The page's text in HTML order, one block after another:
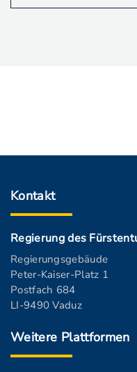
Kontakt
Regierung des
Regierungsgebäude
Peter-Kaiser-Platz 1
Postfach 684
LI-9490 Vaduz
Weitere Plattformen